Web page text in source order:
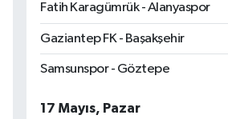
Fatih Karagümrük - Alanyaspor
Gaziantep FK - Başakşehir
Samsunspor - Göztepe
17 Mayıs, Pazar